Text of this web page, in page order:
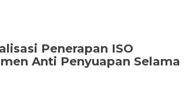
Penerapan ISO
Anti Penyuapan Selama